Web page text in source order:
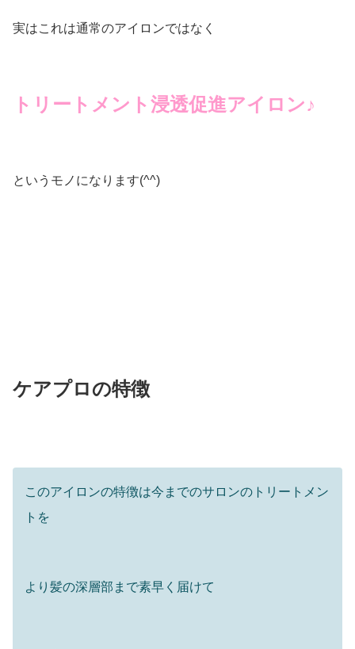
実はこれは通常のアイロンではなく
トリートメント浸透促進アイロン♪
というモノになります(^^)
ケアプロの特徴
このアイロンの特徴は今までのサロンのトリートメン
トを
より髪の深層部まで素早く届けて